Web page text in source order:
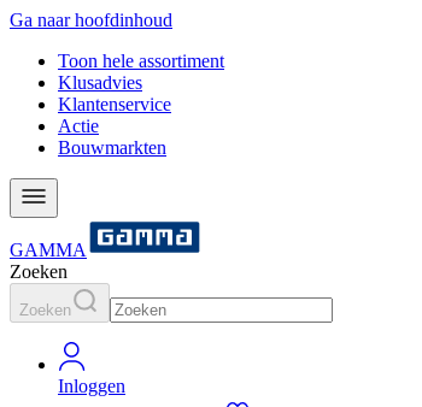
Ga naar hoofdinhoud
Toon hele assortiment
Klusadvies
Klantenservice
Actie
Bouwmarkten
GAMMA
Zoeken
Zoeken
Inloggen